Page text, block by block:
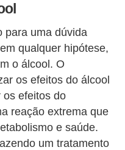
para uma dúvida
qualquer hipótese,
o álcool. O
os efeitos do álcool
os efeitos do
reação extrema que
e saúde.
um tratamento